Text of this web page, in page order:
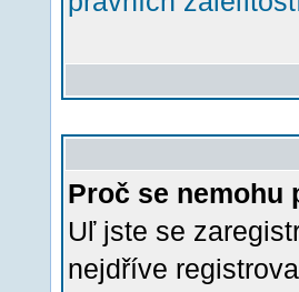
Proč se nemohu
Uľ jste se
nejdříve